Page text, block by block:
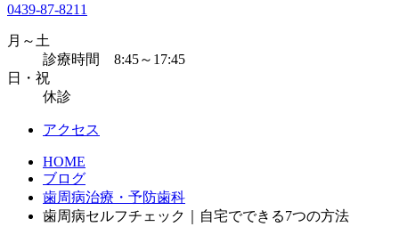
0439-87-8211
月～土
診療時間 8:45～17:45
日・祝
休診
アクセス
HOME
ブログ
歯周病治療・予防歯科
歯周病セルフチェック｜自宅でできる7つの方法